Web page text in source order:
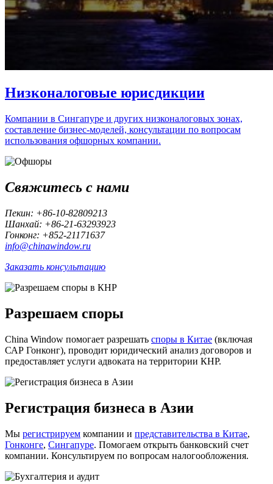
Низконалоговые юрисдикции
Компании в Сингапуре и других низконалоговых зонах,
составление бизнес-моделей, консультации по вопросам
использования офшорных компании.
Свяжитесь с нами
Пекин: +86-10-82809213
Шанхай: +86-21-63293923
Гонконг: +852-21171637
info@chinawindow.ru
Заказать консультацию
Разрешаем споры
China Window помогает разрешать споры в Китае (включая
САР Гонконг), проводит юридический анализ договоров и
предоставляет услуги адвоката на территории КНР.
Регистрация бизнеса в Азии
Мы регистрируем компании и представительства в Китае,
Гонконге, Сингапуре. Помогаем открыть банковский счет
компании. Консультируем по вопросам налогообложения.